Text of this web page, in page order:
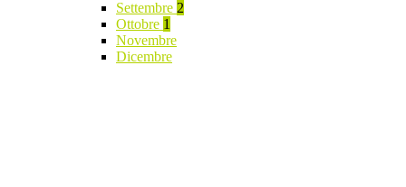
Settembre 2
Ottobre 1
Novembre
Dicembre